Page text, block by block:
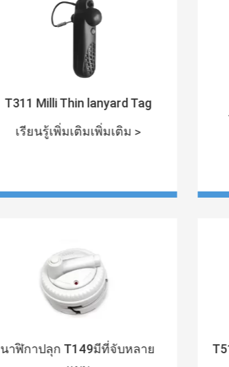
T311 Milli Thin lanyard Tag
เรียนรู้เพิ่มเติมเพิ่มเติม >
นาฬิกาปลุก T149มีที่จับหลาย